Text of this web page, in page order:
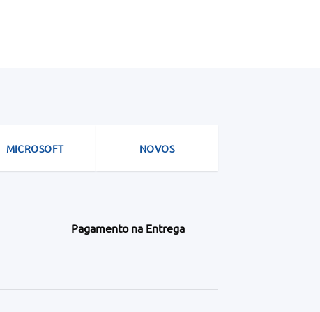
MICROSOFT NOVOS
Pagamento na Entrega